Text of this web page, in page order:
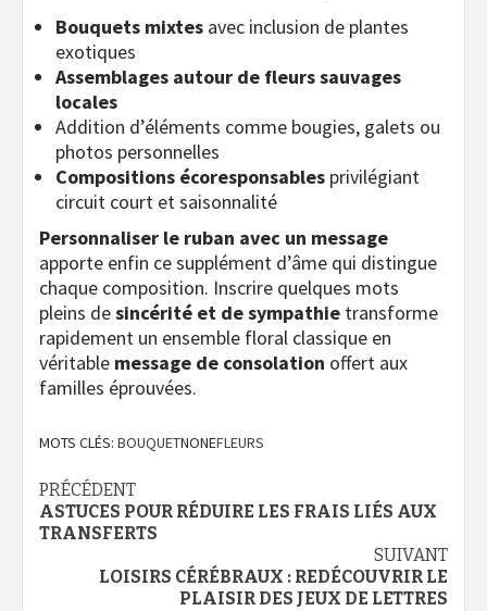
Bouquets mixtes avec inclusion de plantes
exotiques
Assemblages autour de fleurs sauvages
locales
Addition d’éléments comme bougies, galets ou
photos personnelles
Compositions écoresponsables privilégiant
circuit court et saisonnalité
Personnaliser le ruban avec un message
apporte enfin ce supplément d’âme qui distingue
chaque composition. Inscrire quelques mots
pleins desincérité et de sympathie transforme
rapidement un ensemble floral classique en
véritable message de consolation offert aux
familles éprouvées.
MOTS CLÉS: BOUQUETNONEFLEURS
Navigation
d’article
PRÉCÉDENT
ASTUCES POUR RÉDUIRE LES FRAIS LIÉS AUX
TRANSFERTS
SUIVANT
LOISIRS CÉRÉBRAUX : REDÉCOUVRIR LE
PLAISIR DES JEUX DE LETTRES